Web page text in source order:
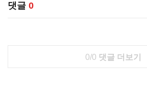
댓글 0
0/0 댓글 더보기